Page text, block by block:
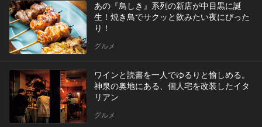
あの『鳥しき』系列の新店が中目黒に誕
生！焼き鳥でサクッと飲みたい夜にぴった
り！
グルメ
ワインと読書を一人でゆるりと愉しめる。
神泉の奥地にある、個人宅を改装したイタ
リアン
グルメ